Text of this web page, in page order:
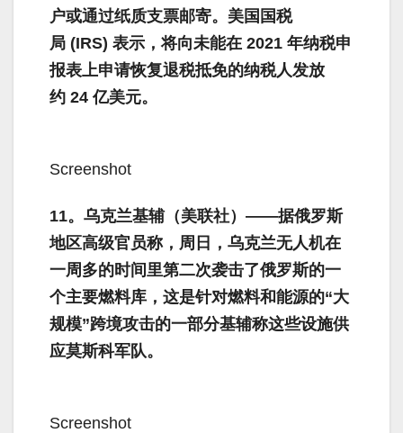
户或通过纸质支票邮寄。美国国税
局 (IRS) 表示，将向未能在 2021 年纳税申
报表上申请恢复退税抵免的纳税人发放
约 24 亿美元。
Screenshot
11。乌克兰基辅（美联社）——据俄罗斯
地区高级官员称，周日，乌克兰无人机在
一周多的时间里第二次袭击了俄罗斯的一
个主要燃料库，这是针对燃料和能源的“大
规模”跨境攻击的一部分基辅称这些设施供
应莫斯科军队。
Screenshot